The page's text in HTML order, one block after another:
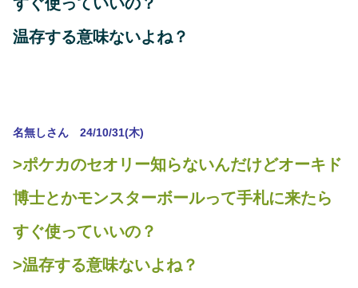
温存する意味ないよね？
名無しさん 24/10/31(木)
>ポケカのセオリー知らないんだけどオーキド
博士とかモンスターボールって手札に来たら
すぐ使っていいの？
>温存する意味ないよね？